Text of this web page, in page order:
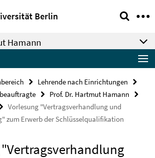
Berlin
Hamann
Lehrende nach Einrichtungen
Prof. Dr. Hartmut Hamann
Vorlesung "Vertragsverhandlung und
zum Erwerb der Schlüsselqualifikation